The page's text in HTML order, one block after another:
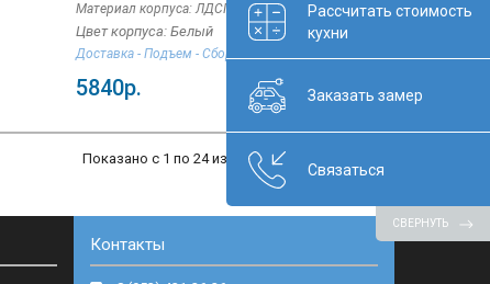
Материал корпуса: ЛДСП
Цвет корпуса: Белый
Доставка - Подъем - Сборка
5840р.
Показано с 1 по 24 из 86 (всего 4 страниц)
Контакты
Рассчитать стоимость
кухни
Заказать замер
Связаться
СВЕРНУТЬ